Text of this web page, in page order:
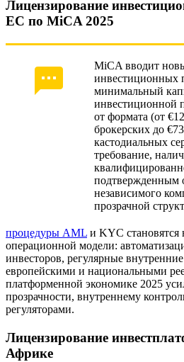
Лицензирование
ЕС по MiCA 2025
MiCA вводит
инвестиционных
минимальный
инвестиционной
от формата (от
брокерских до
кастодиальных
требование,
подтвержденным
независимого
прозрачной
процедуры AML и KYC становятся
операционной модели:
инвесторов, регулярные
европейскими и национальными
платформенной экономике 2025
прозрачности, внутреннему
регуляторами.
Лицензирование
Африке